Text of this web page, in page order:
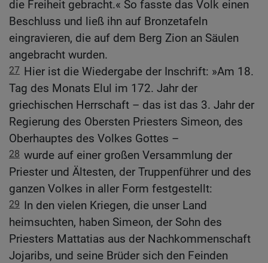
die Freiheit gebracht.« So fasste das Volk einen
Beschluss und ließ ihn auf Bronzetafeln
eingravieren, die auf dem Berg Zion an Säulen
angebracht wurden.
27 Hier ist die Wiedergabe der Inschrift: »Am 18.
Tag des Monats Elul im 172. Jahr der
griechischen Herrschaft – das ist das 3. Jahr der
Regierung des Obersten Priesters Simeon, des
Oberhauptes des Volkes Gottes –
28 wurde auf einer großen Versammlung der
Priester und Ältesten, der Truppenführer und des
ganzen Volkes in aller Form festgestellt:
29 In den vielen Kriegen, die unser Land
heimsuchten, haben Simeon, der Sohn des
Priesters Mattatias aus der Nachkommenschaft
Jojaribs, und seine Brüder sich den Feinden